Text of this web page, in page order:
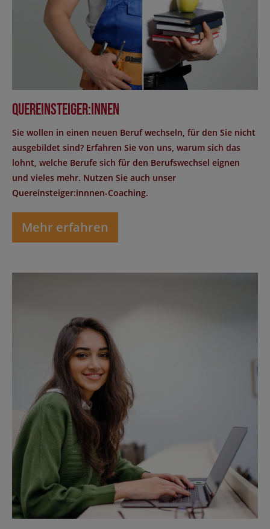
Quereinsteiger:innen
Sie wollen in einen neuen Beruf wechseln, für den Sie nicht
ausgebildet sind? Erfahren Sie von uns, warum sich das
lohnt, welche Berufe sich für den Berufswechsel eignen
und vieles mehr. Nutzen Sie auch unser
Quereinsteiger:innnen-Coaching.
Mehr erfahren